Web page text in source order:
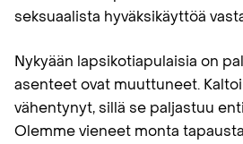
seksuaalista hyväksikäyttöä
Nykyään lapsikotiapulaisia on
asenteet ovat muuttuneet.
vähentynyt, sillä se paljastuu
Olemme vieneet monta tapausta